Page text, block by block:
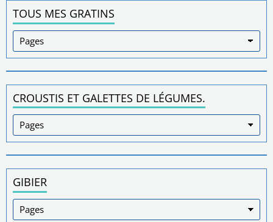
TOUS MES GRATINS
CROUSTIS ET GALETTES DE LÉGUMES.
GIBIER